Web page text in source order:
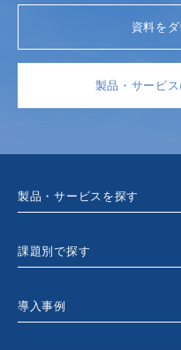
資料を
製品・サービ
製品・サービスを探す
課題別で探す
導入事例